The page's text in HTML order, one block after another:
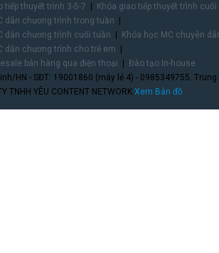
tiếp thuyết trình 3-5-7
Khóa giao tiếp thuyết trình
dẫn chương trình trong tuần
dẫn chương trình cuối tuần
Khóa học MC chuyên
dẫn chương trình cho trẻ em
bán hàng qua điện thoại
Đào tạo In-house
HN - SĐT: 19001860 (máy lẻ 4) - 0985349755.
TNHH YÊU CONTENT NETWORK. Xem Bản đồ